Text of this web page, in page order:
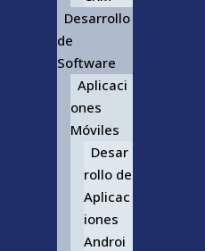
Desarrollo
de
Software
Aplicaci
ones
Móviles
Desar
rollo de
Aplicac
iones
Androi